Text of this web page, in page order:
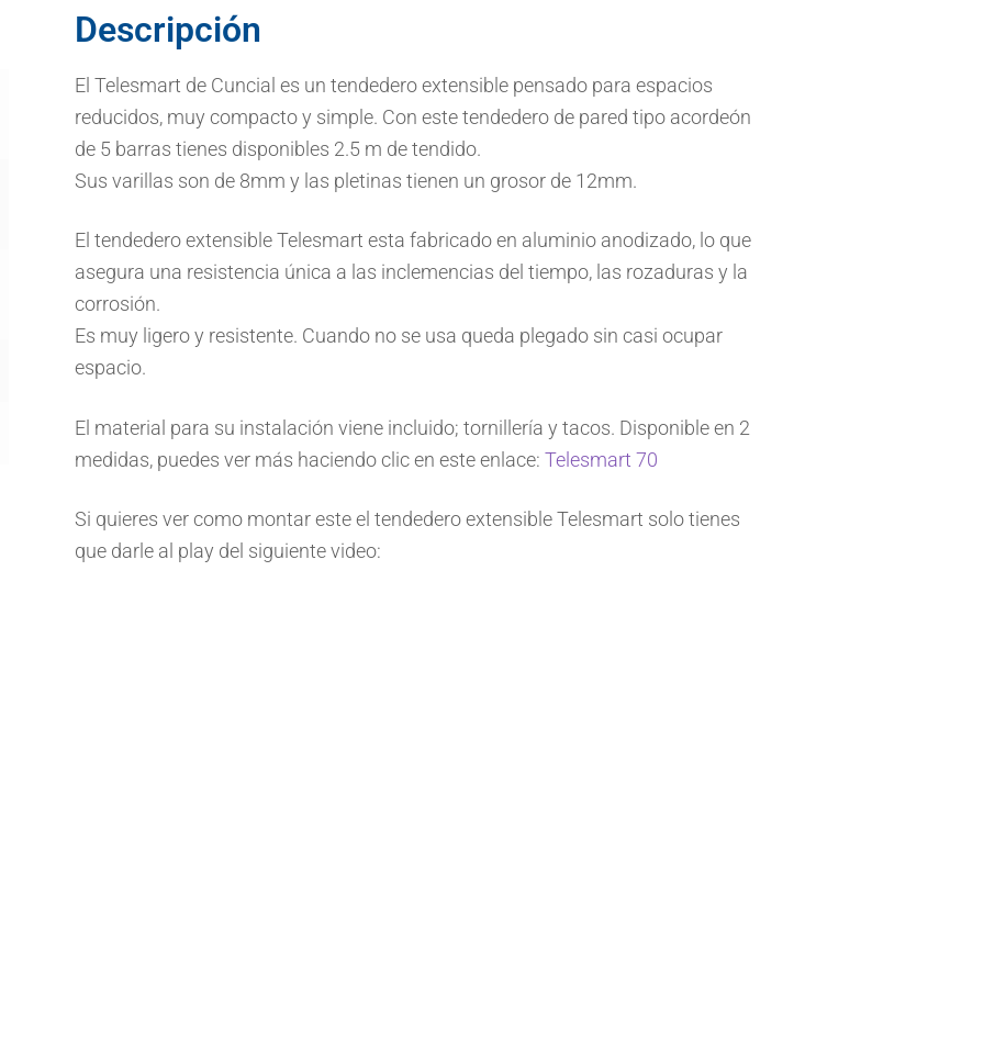
Descripción
El Telesmart de Cuncial es un tendedero extensible pensado para espacios
reducidos, muy compacto y simple. Con este tendedero de pared tipo acordeón
de 5 barras tienes disponibles 2.5 m de tendido.
Sus varillas son de 8mm y las pletinas tienen un grosor de 12mm.
El tendedero extensible Telesmart esta fabricado en aluminio anodizado, lo que
asegura una resistencia única a las inclemencias del tiempo, las rozaduras y la
corrosión.
Es muy ligero y resistente. Cuando no se usa queda plegado sin casi ocupar
espacio.
El material para su instalación viene incluido; tornillería y tacos. Disponible en 2
medidas, puedes ver más haciendo clic en este enlace: Telesmart 70
Si quieres ver como montar este el tendedero extensible Telesmart solo tienes
que darle al play del siguiente video: